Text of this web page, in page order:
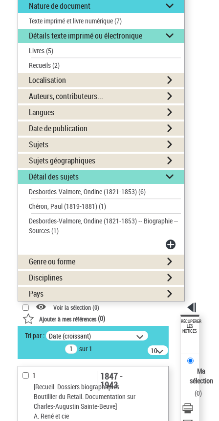
Nature de document
Texte imprimé et livre numérique(7)
Détails texte imprimé ou électronique
Livres(5)
Recueils(2)
Localisation
Auteurs, contributeurs...
Langues
Date de publication
Sujets
Sujets géographiques
Détail des sujets
Desbordes-Valmore, Ondine (1821-1853)(6)
Chéron, Paul (1819-1881)(1)
Desbordes-Valmore, Ondine (1821-1853) -- Biographie --
Sources(1)
Genre ou forme
Disciplines
Pays
Voir la sélection (0)
Ajouter à mes références(0)
Tri par : Date (croissant)
sur 1
10
résultats/page
1
[Recueil. Dossiers biographiques
Boutillier du Retail. Documentation sur
Charles-Augustin Sainte-Beuve]
A. René et cie
1847 -
1943
RÉCUPÉRER
LES
NOTICES
Ma
sélection
(0)